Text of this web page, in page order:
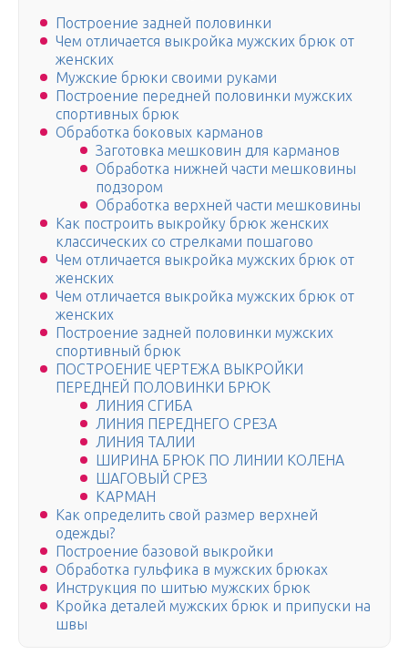
Построение задней половинки
Чем отличается выкройка мужских брюк от
женских
Мужские брюки своими руками
Построение передней половинки мужских
спортивных брюк
Обработка боковых карманов
Заготовка мешковин для карманов
Обработка нижней части мешковины
подзором
Обработка верхней части мешковины
Как построить выкройку брюк женских
классических со стрелками пошагово
Чем отличается выкройка мужских брюк от
женских
Чем отличается выкройка мужских брюк от
женских
Построение задней половинки мужских
спортивный брюк
ПОСТРОЕНИЕ ЧЕРТЕЖА ВЫКРОЙКИ
ПЕРЕДНЕЙ ПОЛОВИНКИ БРЮК
ЛИНИЯ СГИБА
ЛИНИЯ ПЕРЕДНЕГО СРЕЗА
ЛИНИЯ ТАЛИИ
ШИРИНА БРЮК ПО ЛИНИИ КОЛЕНА
ШАГОВЫЙ СРЕЗ
КАРМАН
Как определить свой размер верхней
одежды?
Построение базовой выкройки
Обработка гульфика в мужских брюках
Инструкция по шитью мужских брюк
Кройка деталей мужских брюк и припуски на
швы